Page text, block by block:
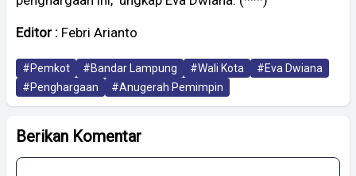
Editor : Febri Arianto
#Pemkot #Bandar Lampung #Wali Kota
#Eva Dwiana
#Penghargaan
#Anugerah Pemimpin
Berikan Komentar